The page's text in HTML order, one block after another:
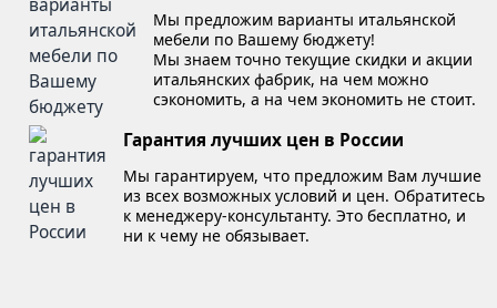
Мы предложим варианты итальянской
мебели по Вашему бюджету!
Мы знаем точно текущие скидки и акции
итальянских фабрик, на чем можно
сэкономить, а на чем экономить не стоит.
Гарантия лучших цен в России
Мы гарантируем, что предложим Вам лучшие
из всех возможных условий и цен. Обратитесь
к менеджеру-консультанту. Это бесплатно, и
ни к чему не обязывает.